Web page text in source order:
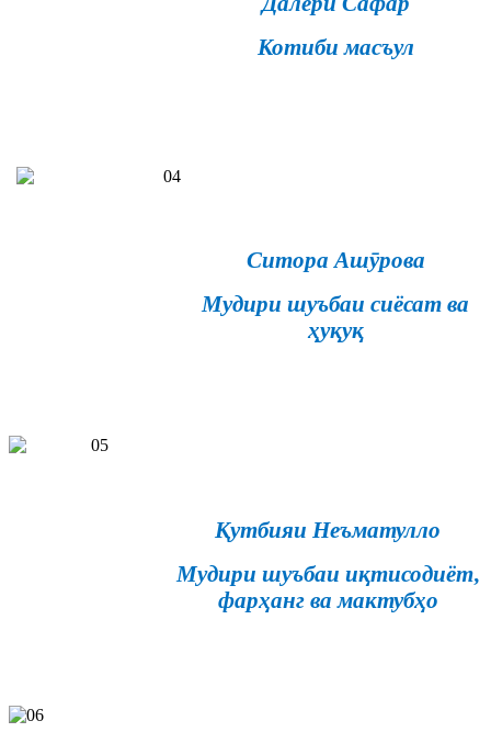
Котиби масъул
Ситора Ашӯрова
Мудири шуъбаи сиёсат ва
ҳуқуқ
Қутбияи Неъматулло
Мудири шуъбаи иқтисодиёт,
фарҳанг ва мактубҳо